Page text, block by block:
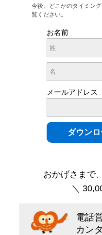
今後、どこかのタイミン
覧ください。
お名前
メールアドレス
おかげさまで
＼
電話
カン